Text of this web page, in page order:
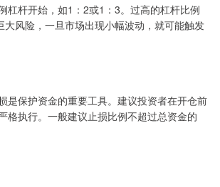
杠杆开始，如1：2或1：3。过高的杠杆比例
大风险，一旦市场出现小幅波动，就可能触发
是保护资金的重要工具。建议投资者在开仓前
格执行。一般建议止损比例不超过总资金的